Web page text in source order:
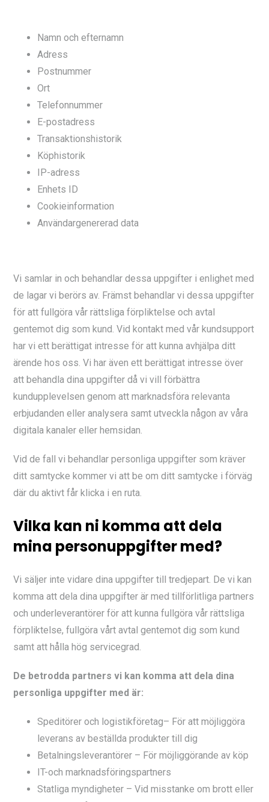
Namn och efternamn
Adress
Postnummer
Ort
Telefonnummer
E-postadress
Transaktionshistorik
Köphistorik
IP-adress
Enhets ID
Cookieinformation
Användargenererad data
Vi samlar in och behandlar dessa uppgifter i enlighet med
de lagar vi berörs av. Främst behandlar vi dessa uppgifter
för att fullgöra vår rättsliga förpliktelse och avtal
gentemot dig som kund. Vid kontakt med vår kundsupport
har vi ett berättigat intresse för att kunna avhjälpa ditt
ärende hos oss. Vi har även ett berättigat intresse över
att behandla dina uppgifter då vi vill förbättra
kundupplevelsen genom att marknadsföra relevanta
erbjudanden eller analysera samt utveckla någon av våra
digitala kanaler eller hemsidan.
Vid de fall vi behandlar personliga uppgifter som kräver
ditt samtycke kommer vi att be om ditt samtycke i förväg
där du aktivt får klicka i en ruta.
Vilka kan ni komma att dela
mina personuppgifter med?
Vi säljer inte vidare dina uppgifter till tredjepart. De vi kan
komma att dela dina uppgifter är med tillförlitliga partners
och underleverantörer för att kunna fullgöra vår rättsliga
förpliktelse, fullgöra vårt avtal gentemot dig som kund
samt att hålla hög servicegrad.
De betrodda partners vi kan komma att dela dina
personliga uppgifter med är:
Speditörer och logistikföretag– För att möjliggöra
leverans av beställda produkter till dig
Betalningsleverantörer – För möjliggörande av köp
IT-och marknadsföringspartners
Statliga myndigheter – Vid misstanke om brott eller